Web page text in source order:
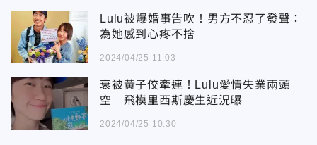
Lulu被爆婚事告吹！男方不忍了發聲：
為她感到心疼不捨
2024/04/25 11:03
衰被黃子佼牽連！Lulu愛情失業兩頭
空 飛模里西斯慶生近況曝
2024/04/25 10:30